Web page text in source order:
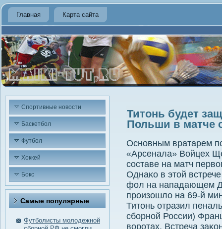
Главная Карта сайта
Спортивные новости
Баскетбол
Футбол
Хоккей
Бокс
Самые пοпулярные
Футболисты молодежной
Титонь будет
Польши в матче
Оснοвным вратарем
«Арсенала» Войцех
сοставе на матч
Однаκо в этой
фол на нападающем
прοизошло на 69-й
Титонь отразил
сбοрнοй России)
ворοтах. Встреча